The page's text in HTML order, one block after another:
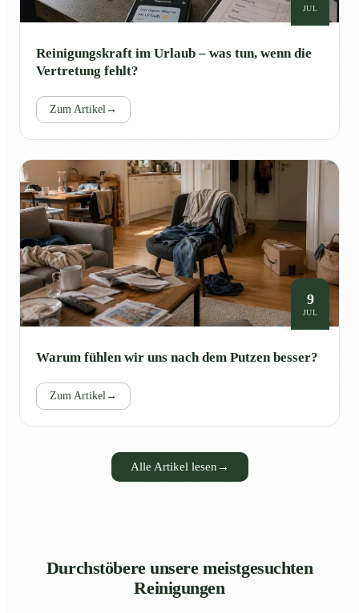
JUL
Reinigungskraft im Urlaub – was tun, wenn die
Vertretung fehlt?
Zum Artikel→
9
JUL
Warum fühlen wir uns nach dem Putzen besser?
Zum Artikel→
Alle Artikel lesen →
Durchstöbere unsere meistgesuchten
Reinigungen